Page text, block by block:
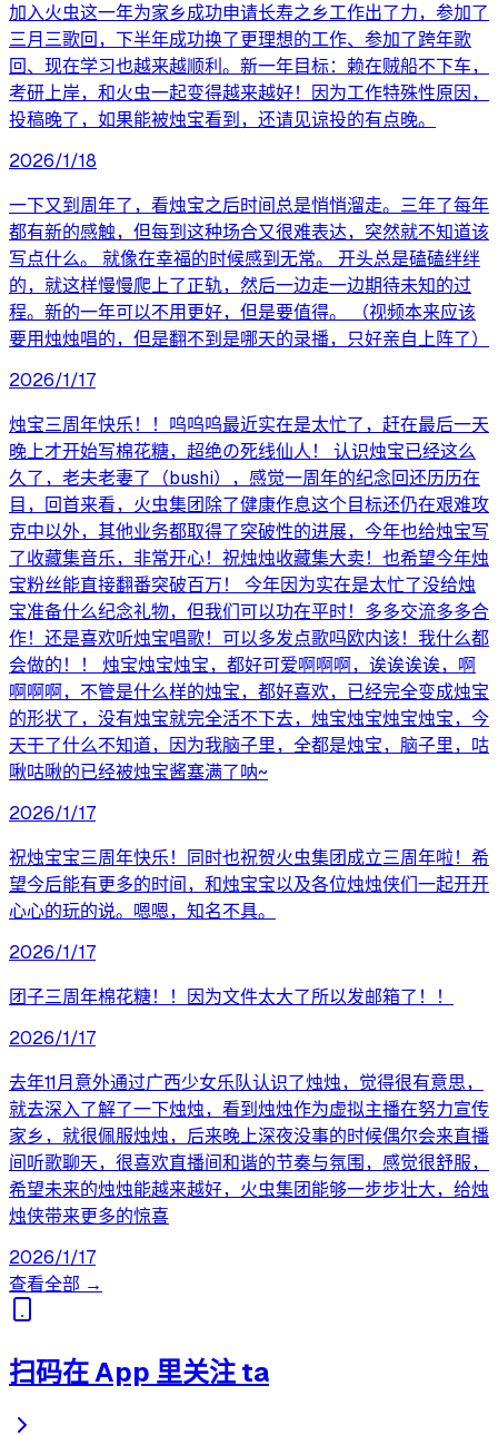
加入火虫这一年为家乡成功申请长寿之乡工作出了力，参加了
三月三歌回，下半年成功换了更理想的工作、参加了跨年歌
回、现在学习也越来越顺利。新一年目标：赖在贼船不下车，
考研上岸，和火虫一起变得越来越好！因为工作特殊性原因，
投稿晚了，如果能被烛宝看到，还请见谅投的有点晚。
2026/1/18
一下又到周年了，看烛宝之后时间总是悄悄溜走。三年了每年
都有新的感触，但每到这种场合又很难表达，突然就不知道该
写点什么。 就像在幸福的时候感到无常。 开头总是磕磕绊绊
的，就这样慢慢爬上了正轨，然后一边走一边期待未知的过
程。新的一年可以不用更好，但是要值得。 （视频本来应该
要用烛烛唱的，但是翻不到是哪天的录播，只好亲自上阵了）
2026/1/17
烛宝三周年快乐！！呜呜呜最近实在是太忙了，赶在最后一天
晚上才开始写棉花糖，超绝の死线仙人！ 认识烛宝已经这么
久了，老夫老妻了（bushi），感觉一周年的纪念回还历历在
目，回首来看，火虫集团除了健康作息这个目标还仍在艰难攻
克中以外，其他业务都取得了突破性的进展，今年也给烛宝写
了收藏集音乐，非常开心！祝烛烛收藏集大卖！也希望今年烛
宝粉丝能直接翻番突破百万！ 今年因为实在是太忙了没给烛
宝准备什么纪念礼物，但我们可以功在平时！多多交流多多合
作！还是喜欢听烛宝唱歌！可以多发点歌吗欧内该！我什么都
会做的！！ 烛宝烛宝烛宝，都好可爱啊啊啊，诶诶诶诶，啊
啊啊啊，不管是什么样的烛宝，都好喜欢，已经完全变成烛宝
的形状了，没有烛宝就完全活不下去，烛宝烛宝烛宝烛宝，今
天干了什么不知道，因为我脑子里，全都是烛宝，脑子里，咕
啾咕啾的已经被烛宝酱塞满了呐~
2026/1/17
祝烛宝宝三周年快乐！同时也祝贺火虫集团成立三周年啦！希
望今后能有更多的时间，和烛宝宝以及各位烛烛侠们一起开开
心心的玩的说。嗯嗯，知名不具。
2026/1/17
团子三周年棉花糖！！因为文件太大了所以发邮箱了！！
2026/1/17
去年11月意外通过广西少女乐队认识了烛烛，觉得很有意思，
就去深入了解了一下烛烛，看到烛烛作为虚拟主播在努力宣传
家乡，就很佩服烛烛，后来晚上深夜没事的时候偶尔会来直播
间听歌聊天，很喜欢直播间和谐的节奏与氛围，感觉很舒服，
希望未来的烛烛能越来越好，火虫集团能够一步步壮大，给烛
烛侠带来更多的惊喜
2026/1/17
查看全部 →
扫码在 App 里关注 ta